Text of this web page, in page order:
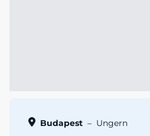
Budapest – Ungern